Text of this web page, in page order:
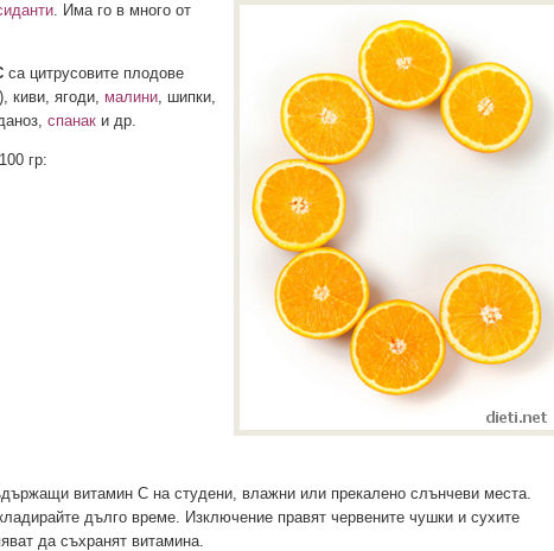
. Има го в много от
са цитрусовите плодове
киви, ягоди, малини, шипки,
спанак и др.
гр:
витамин С на студени, влажни или прекалено слънчеви места.
дълго време. Изключение правят червените чушки и сухите
да съхранят витамина.